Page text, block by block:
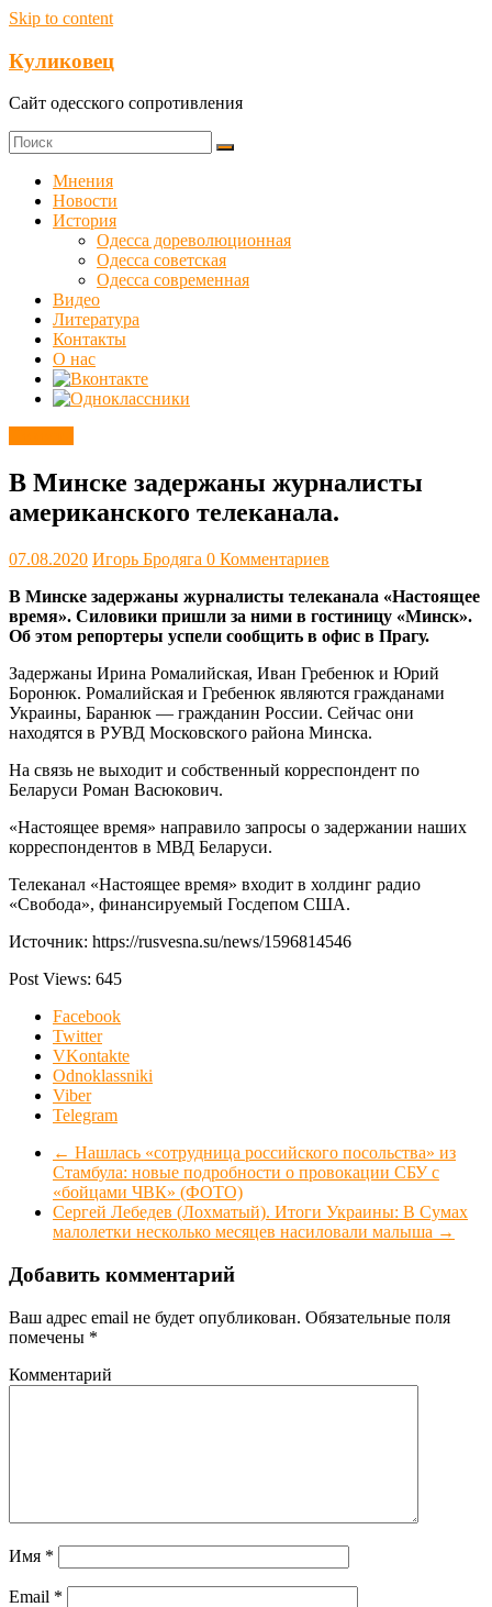
Skip to content
Куликовец
Сайт одесского сопротивления
Мнения
Новости
История
Одесса дореволюционная
Одесса советская
Одесса современная
Видео
Литература
Контакты
О нас
В Минске задержаны журналисты
американского телеканала.
07.08.2020 Игорь Бродяга 0 Комментариев
В Минске задержаны журналисты телеканала «Настоящее
время». Силовики пришли за ними в гостиницу «Минск».
Об этом репортеры успели сообщить в офис в Прагу.
Задержаны Ирина Ромалийская, Иван Гребенюк и Юрий
Боронюк. Ромалийская и Гребенюк являются гражданами
Украины, Баранюк — гражданин России. Сейчас они
находятся в РУВД Московского района Минска.
На связь не выходит и собственный корреспондент по
Беларуси Роман Васюкович.
«Настоящее время» направило запросы о задержании наших
корреспондентов в МВД Беларуси.
Телеканал «Настоящее время» входит в холдинг радио
«Свобода», финансируемый Госдепом США.
Источник: https://rusvesna.su/news/1596814546
Post Views: 645
Facebook
Twitter
VKontakte
Odnoklassniki
Viber
Telegram
← Нашлась «сотрудница российского посольства» из
Стамбула: новые подробности о провокации СБУ с
«бойцами ЧВК» (ФОТО)
Сергей Лебедев (Лохматый). Итоги Украины: В Сумах
малолетки несколько месяцев насиловали малыша →
Добавить комментарий
Ваш адрес email не будет опубликован. Обязательные поля
помечены *
Комментарий
Имя *
Email *